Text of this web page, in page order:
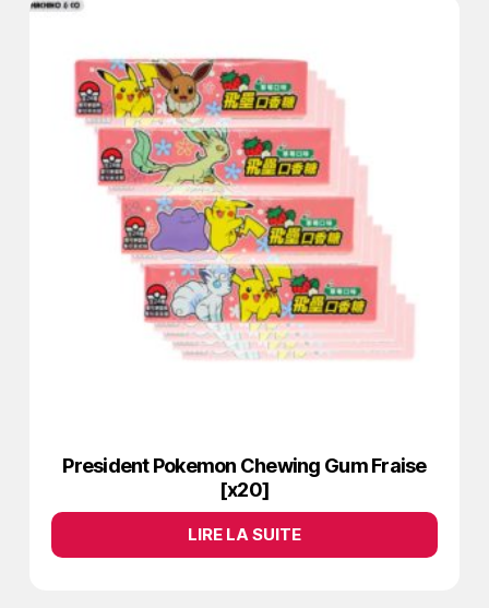
President Pokemon Chewing Gum Fraise
[x20]
LIRE LA SUITE